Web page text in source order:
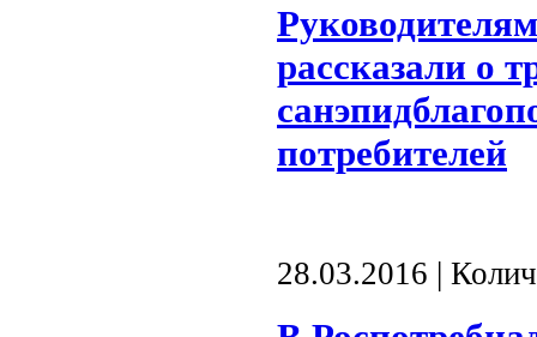
рассказали о
потребителей
28.03.2016 |